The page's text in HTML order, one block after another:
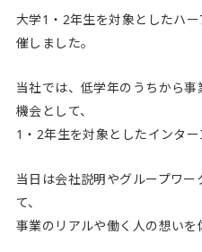
大学1・2年生を対象としたハ
催しました。
当社では、低学年のうちから
機会として、
1・2年生を対象としたインター
当日は会社説明やグループワ
て、
事業のリアルや働く人の想いを